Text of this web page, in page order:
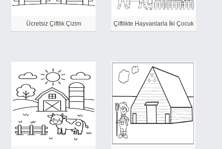
Ücretsiz Çiftlik Çizim Çiftlikte Hayvanlarla İki Çocuk